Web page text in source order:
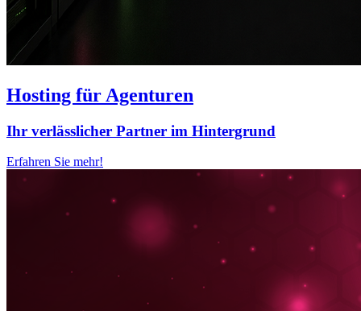
Hosting für Agenturen
Ihr verlässlicher Partner im Hintergrund
Erfahren Sie mehr!